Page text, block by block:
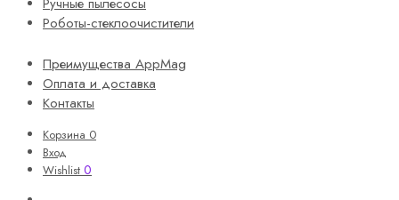
Роботы-стеклоочистители
Преимущества AppMag
Оплата и доставка
Контакты
Корзина 0
Вход
Wishlist 0